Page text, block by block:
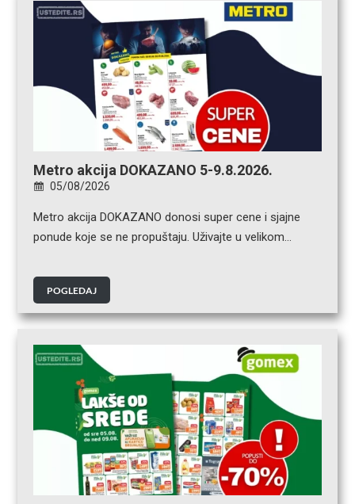
Metro akcija DOKAZANO 5-9.8.2026.
05/08/2026
Metro akcija DOKAZANO donosi super cene i sjajne
ponude koje se ne propuštaju. Uživajte u velikom…
POGLEDAJ